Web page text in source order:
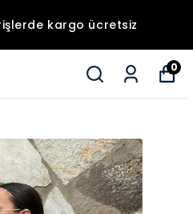
kargo ücretsiz
0